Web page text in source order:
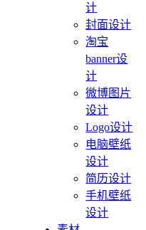
计
封面设计
淘宝
banner设
计
微博图片
设计
Logo设计
电脑壁纸
设计
简历设计
手机壁纸
设计